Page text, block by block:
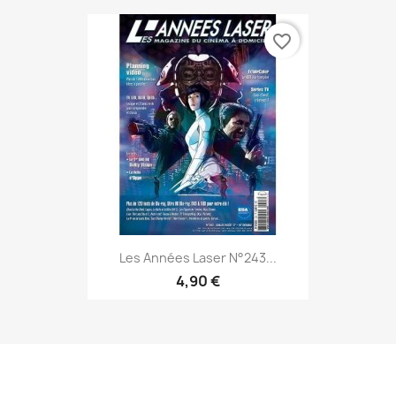
Les Années Laser N°243...
4,90 €
favorite_border